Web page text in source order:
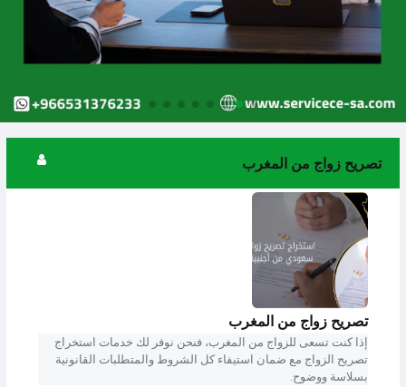
تصريح زواج من المغرب
تصريح زواج من المغرب
إذا كنت تسعى للزواج من المغرب، فنحن نوفر لك خدمات استخراج
تصريح الزواج مع ضمان استيفاء كل الشروط والمتطلبات القانونية
بسلاسة ووضوح.